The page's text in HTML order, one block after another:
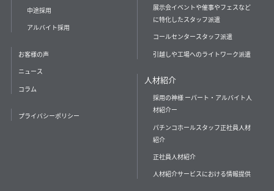
中途採用
アルバイト採用
お客様の声
ニュース
コラム
プライバシーポリシー
展示会イベントや催事やフェスなど
に特化したスタッフ派遣
コールセンタースタッフ派遣
引越しや工場へのライトワーク派遣
人材紹介
採用の神様 ーパート・アルバイト人
材紹介ー
パチンコホールスタッフ正社員人材
紹介
正社員人材紹介
人材紹介サービスにおける情報提供